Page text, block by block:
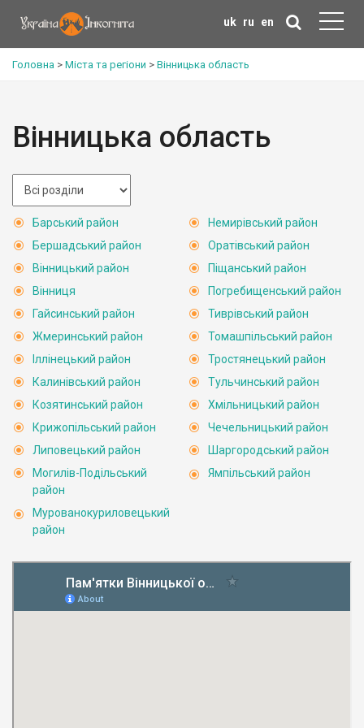
uk ru en
Головна > Міста та регіони > Вінницька область
Вінницька область
Барський район
Бершадський район
Вінницький район
Вінниця
Гайсинський район
Жмеринський район
Іллінецький район
Калинівський район
Козятинський район
Крижопільський район
Липовецький район
Могилів-Подільський
район
Мурованокуриловецький
район
Немирівський район
Оратівський район
Піщанський район
Погребищенський район
Тиврівський район
Томашпільський район
Тростянецький район
Тульчинський район
Хмільницький район
Чечельницький район
Шаргородський район
Ямпільський район